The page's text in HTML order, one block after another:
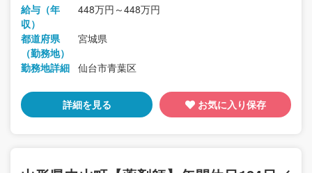
給与（年
収）
448万円～448万円
都道府県
（勤務地）
宮城県
勤務地詳細 仙台市青葉区
詳細を見る お気に入り保存